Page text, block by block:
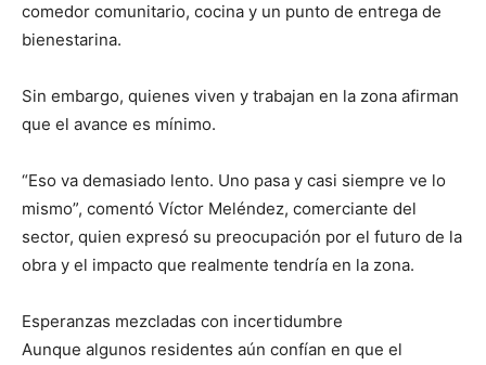
comedor comunitario, cocina y un punto de entrega de
bienestarina.
Sin embargo, quienes viven y trabajan en la zona afirman
que el avance es mínimo.
“Eso va demasiado lento. Uno pasa y casi siempre ve lo
mismo”, comentó Víctor Meléndez, comerciante del
sector, quien expresó su preocupación por el futuro de la
obra y el impacto que realmente tendría en la zona.
Esperanzas mezcladas con incertidumbre
Aunque algunos residentes aún confían en que el